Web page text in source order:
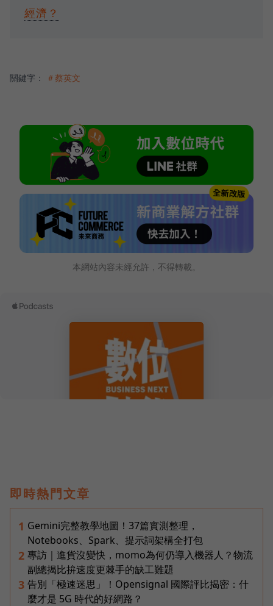
經濟？
關鍵字： ＃蔡英文
本網站內容未經允許，不得轉載。
即時熱門文章
1 Gemini完整教學地圖！37篇實測整理，
Notebooks、Spark、提示詞架構全打包
2 專訪｜進貨沒變快，momo為何仍導入機器人？物流
副總揭比拚速度更棘手的缺工難題
3 告別「極速迷思」！Opensignal 國際評比揭密：什
麼才是 5G 時代的好網路？